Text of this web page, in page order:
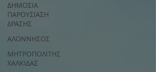
ΔΗΜΟΣΙΑ
ΠΑΡΟΥΣΙΑΣΗ
ΔΡΑΣΗΣ
ΑΛΟΝΝΗΣΟΣ
ΜΗΤΡΟΠΟΛΙΤΗΣ
ΧΑΛΚΙΔΑΣ